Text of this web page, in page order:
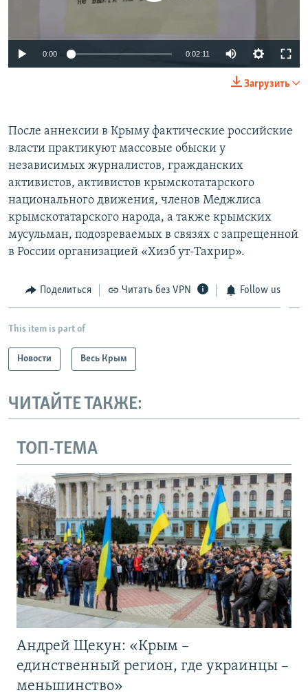
0:00 0:02:11
Загрузить
После аннексии в Крыму фактические российские
власти практикуют массовые обыски у
независимых журналистов, гражданских
активистов, активистов крымскотатарского
национального движения, членов Меджлиса
крымскотатарского народа, а также крымских
мусульман, подозреваемых в связях с запрещенной
в России организацией «Хизб ут-Тахрир».
Поделиться Читать без VPN Follow us
This item is part of
Новости Весь Крым
ЧИТАЙТЕ ТАКЖЕ:
ТОП-ТЕМА
Андрей Щекун: «Крым –
единственный регион, где украинцы –
меньшинство»